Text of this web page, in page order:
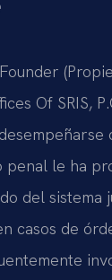
Of SRIS,
le ha
del sistema
casos de